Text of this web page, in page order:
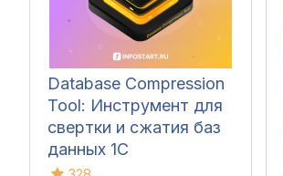
Database Compression
Tool: Инструмент для
свертки и сжатия баз
данных 1С